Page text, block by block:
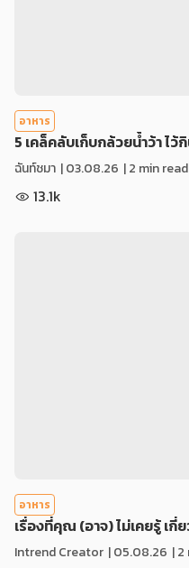
อาหาร
5 เคล็คลับเก็บกล้วยน้ำว้า ไว้
ฉันท์ชมา |03.08.26 | 2 min read
13.1k
อาหาร
เรื่องที่คุณ (อาจ) ไม่เคยรู้ เกี่
Intrend Creator |05.08.26 |